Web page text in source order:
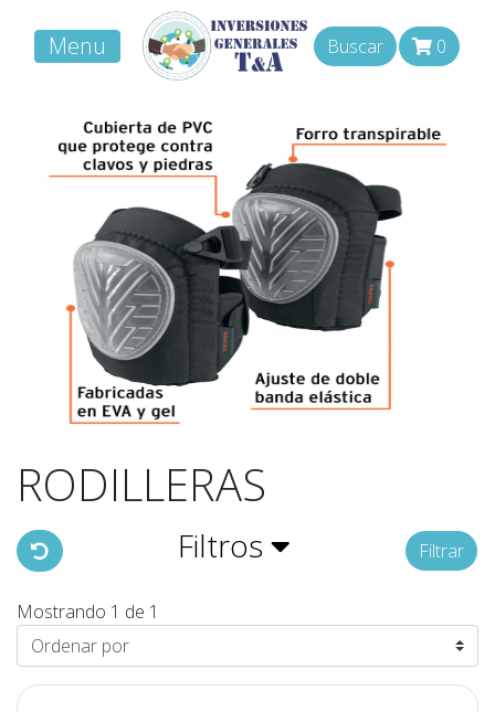
Menu Buscar 0
RODILLERAS
Filtros Filtrar
Mostrando 1 de 1